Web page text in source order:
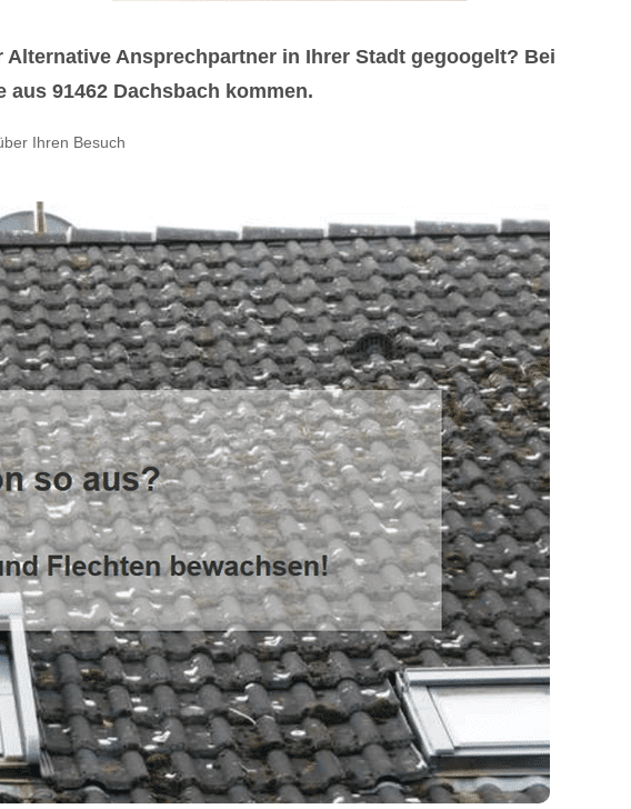
Ansprechpartner in Ihrer Stadt gegoogelt? Bei
91462 Dachsbach kommen.
Ihren Besuch